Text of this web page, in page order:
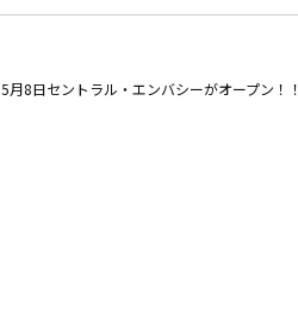
5月8日セントラル・エンバシーがオープン！！